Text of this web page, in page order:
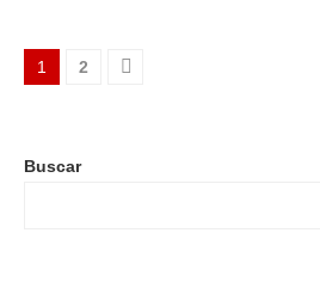
1 2
Buscar